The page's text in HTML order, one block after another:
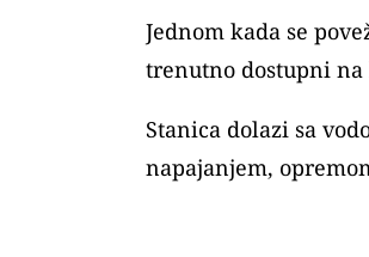
Jednom kada se
trenutno dostupni
Stanica dolazi sa
napajanjem,